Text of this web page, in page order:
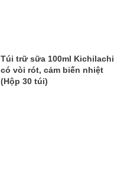
Túi trữ sữa 100ml Kichilachi
có vòi rót, cảm biến nhiệt
(Hộp 30 túi)